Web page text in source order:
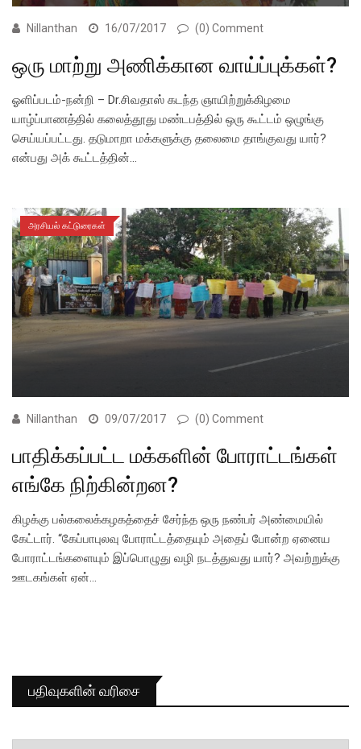
Nillanthan 16/07/2017 (0) Comment
ஒரு மாற்று அணிக்கான வாய்ப்புக்கள்?
ஓளிப்படம்-நன்றி – Dr.சிவதாஸ் கடந்த ஞாயிற்றுக்கிழமை
யாழ்ப்பாணத்தில் கலைத்தூது மண்டபத்தில் ஒரு கூட்டம் ஒழுங்கு
செய்யப்பட்டது. தடுமாறா மக்களுக்கு தலைமை தாங்குவது யார்?
என்பது அக் கூட்டத்தின்…
அரசியல் கட்டுரைகள்
Nillanthan 09/07/2017 (0) Comment
பாதிக்கப்பட்ட மக்களின் போராட்டங்கள்
எங்கே நிற்கின்றன?
கிழக்கு பல்கலைக்கழகத்தைச் சேர்ந்த ஒரு நண்பர் அண்மையில்
கேட்டார். “கேப்பாபுலவு போராட்டத்தையும் அதைப் போன்ற ஏனைய
போராட்டங்களையும் இப்பொழுது வழி நடத்துவது யார்? அவற்றுக்கு
ஊடகங்கள் ஏன்…
பதிவுகளின் வரிசை
பதிவுகளின்